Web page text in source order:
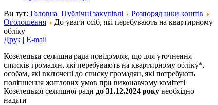
Ви тут: Головна Публічні закупівлі
Розпорядники коштів
Оголошення
До уваги осіб, які перебувають на квартирному
обліку
Друк | E-mail
Козелецька селищна рада повідомляє, що для уточнення
списків громадян, які перебувають на квартирному обліку*,
особам, які включені до списку громадян, які потребують
поліпшення житлових умов при виконавчому комітеті
Козелецької селищної ради до 31.12.2024 року необхідно
надати